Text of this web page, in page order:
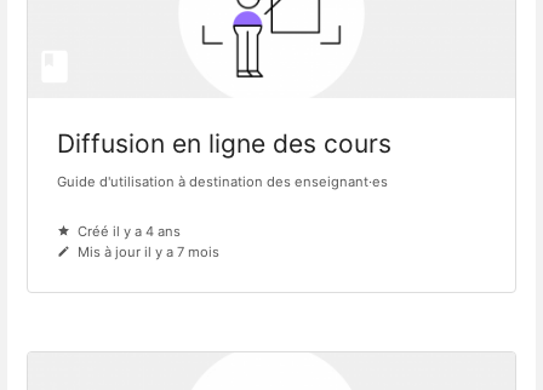
Diffusion en ligne des cours
Guide d'utilisation à destination des enseignant·es
Créé il y a 4 ans
Mis à jour il y a 7 mois